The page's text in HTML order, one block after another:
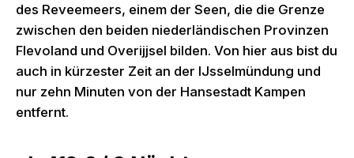
des Reveemeers, einem der Seen, die die Grenze
zwischen den beiden niederländischen Provinzen
Flevoland und Overijjsel bilden. Von hier aus bist du
auch in kürzester Zeit an der IJsselmündung und
nur zehn Minuten von der Hansestadt Kampen
entfernt.